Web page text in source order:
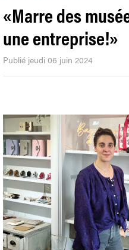
«Marre des
une entreprise!»
Publié jeudi 06 juin 2024